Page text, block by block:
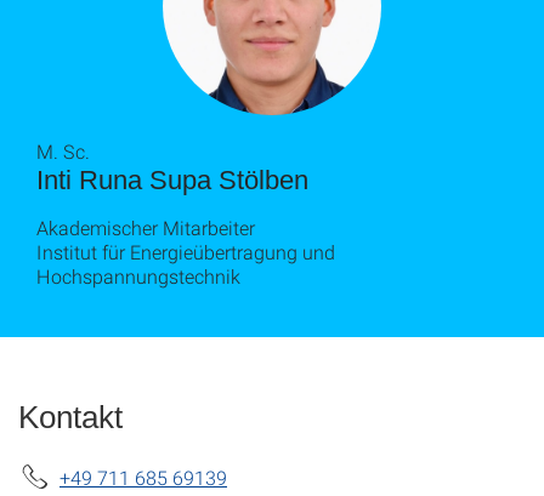
Inti Runa Supa Stölben
M. Sc.
Akademischer Mitarbeiter
Institut für Energieübertragung und
Hochspannungstechnik
Kontakt
+49 711 685 69139